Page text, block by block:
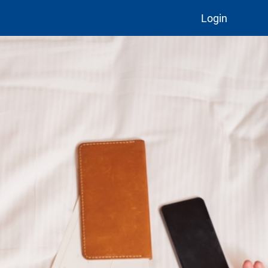
Login